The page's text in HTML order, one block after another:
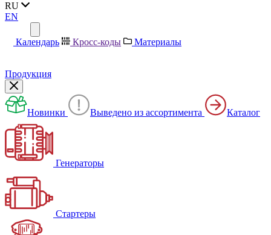
RU
EN
Календарь Кросс-коды Материалы
Продукция
Новинки Выведено из ассортимента Каталог
Генераторы
Стартеры